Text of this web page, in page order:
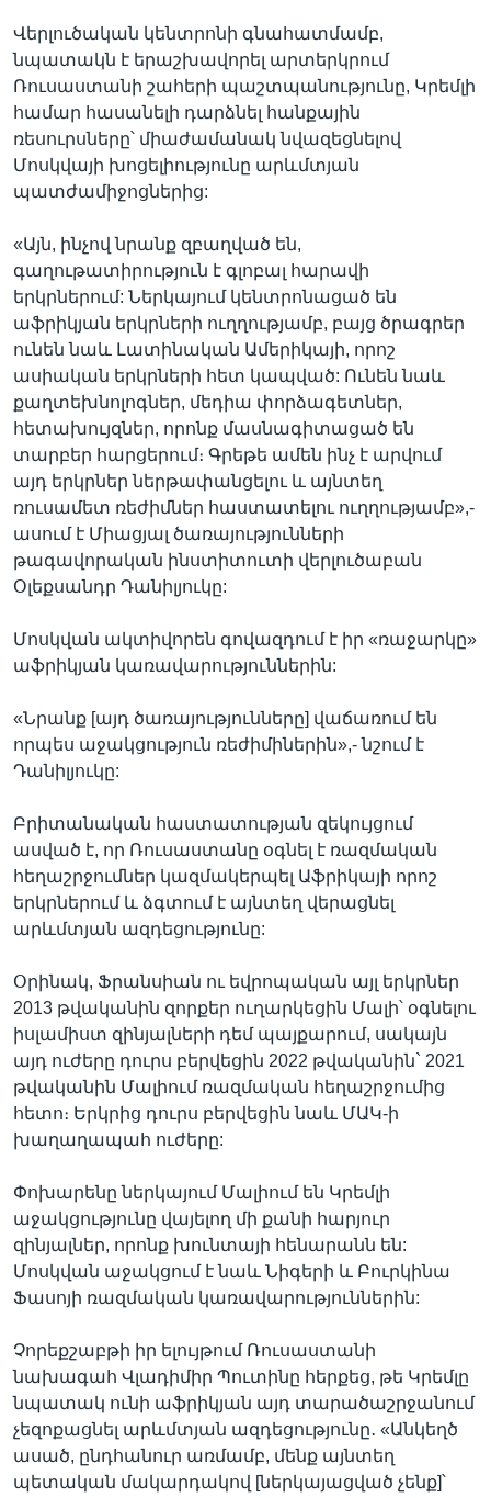
Վերլուծական կենտրոնի գնահատմամբ,
նպատակն է երաշխավորել արտերկրում
Ռուսաստանի շահերի պաշտպանությունը, Կրեմլի
համար հասանելի դարձնել հանքային
ռեսուրսները՝ միաժամանակ նվազեցնելով
Մոսկվայի խոցելիությունը արևմտյան
պատժամիջոցներից:
«Այն, ինչով նրանք զբաղված են,
գաղութատիրություն է գլոբալ հարավի
երկրներում: Ներկայում կենտրոնացած են
աֆրիկյան երկրների ուղղությամբ, բայց ծրագրեր
ունեն նաև Լատինական Ամերիկայի, որոշ
ասիական երկրների հետ կապված: Ունեն նաև
քաղտեխնոլոգներ, մեդիա փորձագետներ,
հետախույզներ, որոնք մասնագիտացած են
տարբեր հարցերում։ Գրեթե ամեն ինչ է արվում
այդ երկրներ ներթափանցելու և այնտեղ
ռուսամետ ռեժիմներ հաստատելու ուղղությամբ»,-
ասում է Միացյալ ծառայությունների
թագավորական ինստիտուտի վերլուծաբան
Օլեքսանդր Դանիլյուկը:
Մոսկվան ակտիվորեն գովազդում է իր «ռաջարկը»
աֆրիկյան կառավարություններին:
«Նրանք [այդ ծառայությունները] վաճառում են
որպես աջակցություն ռեժիմիներին»,- նշում է
Դանիլյուկը:
Բրիտանական հաստատության զեկույցում
ասված է, որ Ռուսաստանը օգնել է ռազմական
հեղաշրջումներ կազմակերպել Աֆրիկայի որոշ
երկրներում և ձգտում է այնտեղ վերացնել
արևմտյան ազդեցությունը:
Օրինակ, Ֆրանսիան ու եվրոպական այլ երկրներ
2013 թվականին զորքեր ուղարկեցին Մալի՝ օգնելու
իսլամիստ զինյալների դեմ պայքարում, սակայն
այդ ուժերը դուրս բերվեցին 2022 թվականին` 2021
թվականին Մալիում ռազմական հեղաշրջումից
հետո։ Երկրից դուրս բերվեցին նաև ՄԱԿ-ի
խաղաղապահ ուժերը:
Փոխարենը ներկայում Մալիում են Կրեմլի
աջակցությունը վայելող մի քանի հարյուր
զինյալներ, որոնք խունտայի հենարանն են:
Մոսկվան աջակցում է նաև Նիգերի և Բուրկինա
Ֆասոյի ռազմական կառավարություններին:
Չորեքշաբթի իր ելույթում Ռուսաստանի
նախագահ Վլադիմիր Պուտինը հերքեց, թե Կրեմլը
նպատակ ունի աֆրիկյան այդ տարածաշրջանում
չեզոքացնել արևմտյան ազդեցությունը․ «Անկեղծ
ասած, ընդհանուր առմամբ, մենք այնտեղ
պետական մակարդակով [ներկայացված չենք]՝